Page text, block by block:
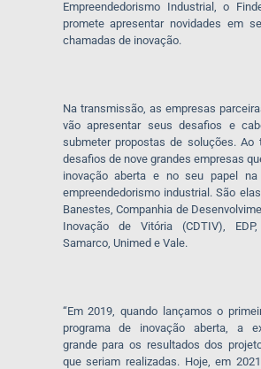
Empreendedorismo Industrial, o
promete apresentar novidades em
chamadas de inovação.
Na transmissão, as empresas
vão apresentar seus desafios e
submeter propostas de soluções. Ao
desafios de nove grandes empresas
inovação aberta e no seu papel na
empreendedorismo industrial. São
Banestes, Companhia de
Inovação de Vitória (CDTIV),
Samarco, Unimed e Vale.
“Em 2019, quando lançamos o
programa de inovação aberta, a
grande para os resultados dos
que seriam realizadas. Hoje, em